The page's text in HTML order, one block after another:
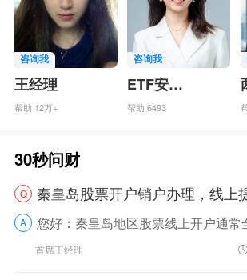
咨询我
王经理
帮助 12万+
咨询我
ETF安老师
帮助 6493
30秒问财
Q 秦皇岛股票开户销户办理，线上
A 您好：秦皇岛地区股票线上开户通常全程仅需10分钟左右即可办结，线上销户的办结时长则需根据账户状态而定，一般1-3个工作日内完成
首席王经理